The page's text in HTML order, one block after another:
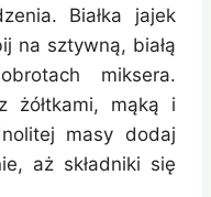
Białka jajek
na sztywną, białą
miksera.
żółtkami, mąką i
masy dodaj
aż składniki się